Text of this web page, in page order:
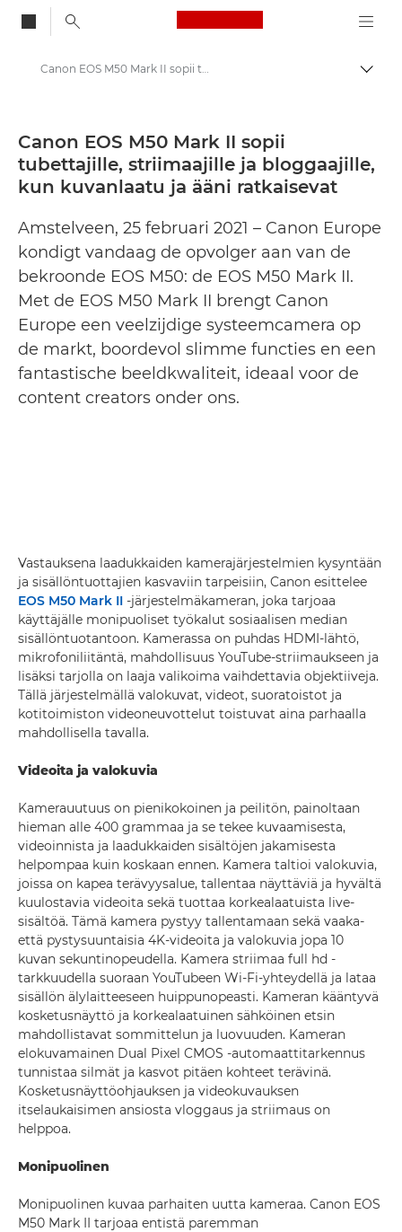
Canon Logo, back
Lehdistösivut
Lehdistötiedotteet – Canonin lehdistökeskus
Canon EOS M50 Mark II sopii tubettajille, striimaajille ja bloggaajille, kun kuvanlaatu ja ääni ratkaisevat - Canonin lehdistökeskus
Canon EOS M50 Mark II sopii
tubettajille, striimaajille ja bloggaajille,
kun kuvanlaatu ja ääni ratkaisevat
Amstelveen, 25 februari 2021 – Canon Europe
kondigt vandaag de opvolger aan van de
bekroonde EOS M50: de EOS M50 Mark II.
Met de EOS M50 Mark II brengt Canon
Europe een veelzijdige systeemcamera op
de markt, boordevol slimme functies en een
fantastische beeldkwaliteit, ideaal voor de
content creators onder ons.
Vastauksena laadukkaiden kamerajärjestelmien kysyntään
ja sisällöntuottajien kasvaviin tarpeisiin, Canon esittelee
EOS M50 Mark II -järjestelmäkameran, joka tarjoaa
käyttäjälle monipuoliset työkalut sosiaalisen median
sisällöntuotantoon. Kamerassa on puhdas HDMI-lähtö,
mikrofoniliitäntä, mahdollisuus YouTube-striimaukseen ja
lisäksi tarjolla on laaja valikoima vaihdettavia objektiiveja.
Tällä järjestelmällä valokuvat, videot, suoratoistot ja
kotitoimiston videoneuvottelut toistuvat aina parhaalla
mahdollisella tavalla.
Videoita ja valokuvia
Kamerauutuus on pienikokoinen ja peilitön, painoltaan
hieman alle 400 grammaa ja se tekee kuvaamisesta,
videoinnista ja laadukkaiden sisältöjen jakamisesta
helpompaa kuin koskaan ennen. Kamera taltioi valokuvia,
joissa on kapea terävyysalue, tallentaa näyttäviä ja hyvältä
kuulostavia videoita sekä tuottaa korkealaatuista live-
sisältöä. Tämä kamera pystyy tallentamaan sekä vaaka-
että pystysuuntaisia 4K-videoita ja valokuvia jopa 10
kuvan sekuntinopeudella. Kamera striimaa full hd -
tarkkuudella suoraan YouTubeen Wi-Fi-yhteydellä ja lataa
sisällön älylaitteeseen huippunopeasti. Kameran kääntyvä
kosketusnäyttö ja korkealaatuinen sähköinen etsin
mahdollistavat sommittelun ja luovuuden. Kameran
elokuvamainen Dual Pixel CMOS -automaattitarkennus
tunnistaa silmät ja kasvot pitäen kohteet terävinä.
Kosketusnäyttöohjauksen ja videokuvauksen
itselaukaisimen ansiosta vloggaus ja striimaus on
helppoa.
Monipuolinen
Monipuolinen kuvaa parhaiten uutta kameraa. Canon EOS
M50 Mark II tarjoaa entistä paremman